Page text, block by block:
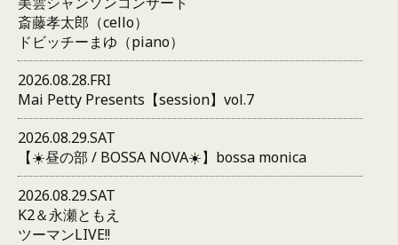
斎藤孝太郎（cello）
ドビッチーまゆ（piano）
2026.08.28.FRI
Mai Petty Presents【session】vol.7
2026.08.29.SAT
【☀️昼の部 / BOSSA NOVA☀️】bossa monica
2026.08.29.SAT
K2＆永瀬ともえ
ツーマンLIVE!!